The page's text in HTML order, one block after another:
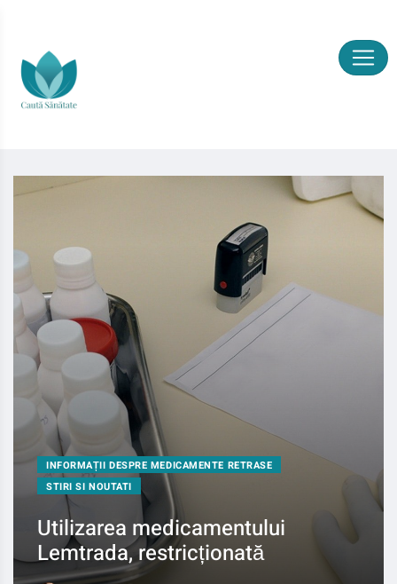
INFORMAȚII DESPRE MEDICAMENTE RETRASE
STIRI SI NOUTATI
Utilizarea medicamentului
Lemtrada, restricționată